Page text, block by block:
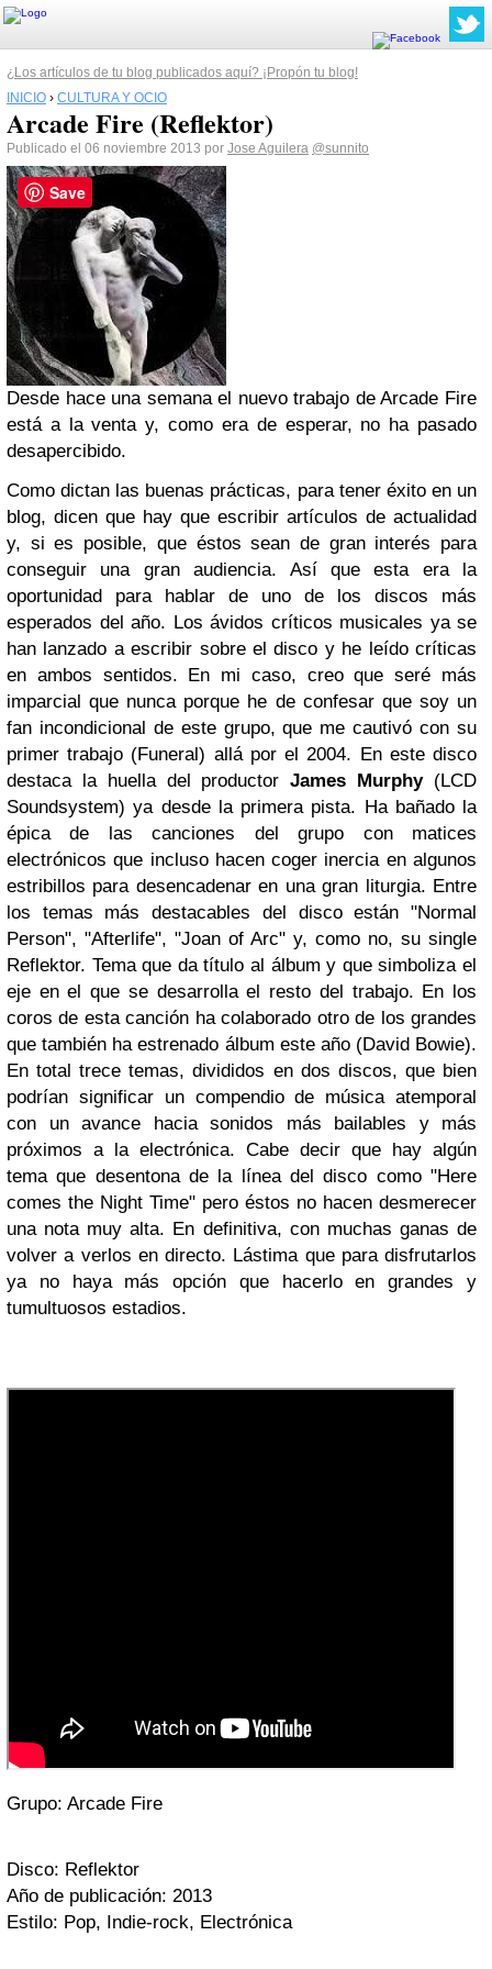
¿Los artículos de tu blog publicados aquí? ¡Propón tu blog!
INICIO › CULTURA Y OCIO
Arcade Fire (Reflektor)
Publicado el 06 noviembre 2013 por Jose Aguilera @sunnito
Desde hace una semana el nuevo trabajo de Arcade Fire
está a la venta y, como era de esperar, no ha pasado
desapercibido.
Como dictan las buenas prácticas, para tener éxito en un
blog, dicen que hay que escribir artículos de actualidad
y, si es posible, que éstos sean de gran interés para
conseguir una gran audiencia. Así que esta era la
oportunidad para hablar de uno de los discos más
esperados del año. Los ávidos críticos musicales ya se
han lanzado a escribir sobre el disco y he leído críticas
en ambos sentidos. En mi caso, creo que seré más
imparcial que nunca porque he de confesar que soy un
fan incondicional de este grupo, que me cautivó con su
primer trabajo (Funeral) allá por el 2004. En este disco
destaca la huella del productorJames Murphy(LCD
Soundsystem) ya desde la primera pista. Ha bañado la
épica de las canciones del grupo con matices
electrónicos que incluso hacen coger inercia en algunos
estribillos para desencadenar en una gran liturgia. Entre
los temas más destacables del disco están "Normal
Person", "Afterlife", "Joan of Arc" y, como no, su single
Reflektor. Tema que da título al álbum y que simboliza el
eje en el que se desarrolla el resto del trabajo. En los
coros de esta canción ha colaborado otro de los grandes
que también ha estrenado álbum este año (David Bowie).
En total trece temas, divididos en dos discos, que bien
podrían significar un compendio de música atemporal
con un avance hacia sonidos más bailables y más
próximos a la electrónica. Cabe decir que hay algún
tema que desentona de la línea del disco como "Here
comes the Night Time" pero éstos no hacen desmerecer
una nota muy alta. En definitiva, con muchas ganas de
volver a verlos en directo. Lástima que para disfrutarlos
ya no haya más opción que hacerlo en grandes y
tumultuosos estadios.
Grupo: Arcade Fire
Disco: Reflektor
Año de publicación: 2013
Estilo: Pop, Indie-rock, Electrónica
Save